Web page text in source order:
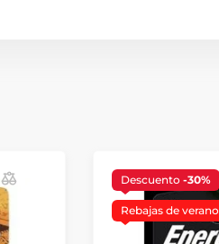
Descuento -30%
Rebajas de verano